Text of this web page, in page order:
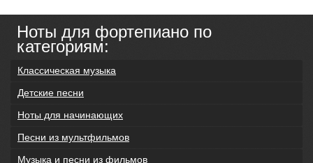
Ноты для фортепиано по
категориям:
Классическая музыка
Детские песни
Ноты для начинающих
Песни из мультфильмов
Музыка и песни из фильмов